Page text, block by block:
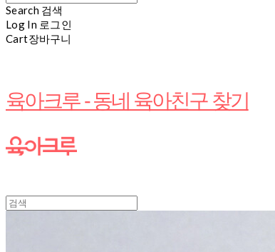
Search 검색
Log In 로그인
Cart장바구니
육아크루 - 동네 육아친구 찾기